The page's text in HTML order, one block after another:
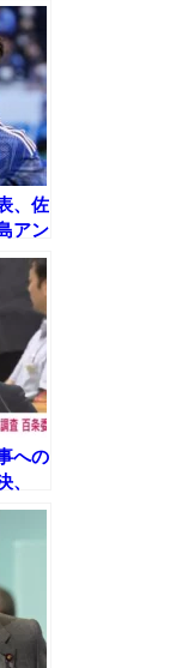
、佐
アン
発表
止め
への
、
辞